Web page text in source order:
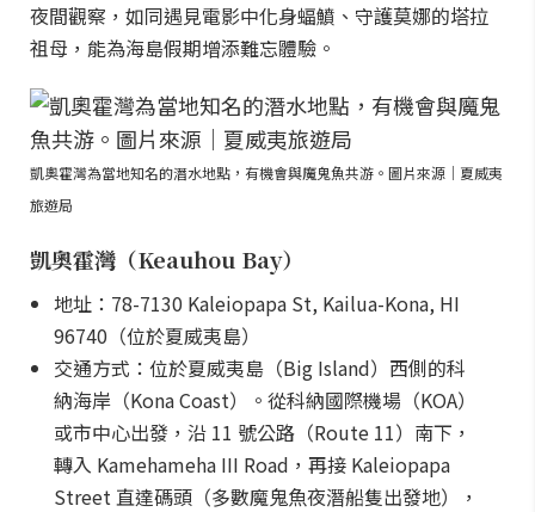
夜間觀察，如同遇見電影中化身蝠鱝、守護莫娜的塔拉
祖母，能為海島假期增添難忘體驗。
凱奧霍灣為當地知名的潛水地點，有機會與魔鬼魚共游。圖片來源｜夏威夷
旅遊局
凱奧霍灣（Keauhou Bay）
地址：78-7130 Kaleiopapa St, Kailua-Kona, HI
96740（位於夏威夷島）
交通方式：位於夏威夷島（Big Island）西側的科
納海岸（Kona Coast）。從科納國際機場（KOA）
或市中心出發，沿 11 號公路（Route 11）南下，
轉入 Kamehameha III Road，再接 Kaleiopapa
Street 直達碼頭（多數魔鬼魚夜潛船隻出發地），